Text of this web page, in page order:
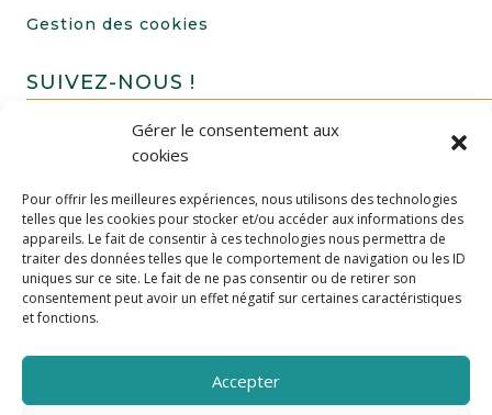
Gérer le consentement aux
cookies
Pour offrir les meilleures expériences, nous utilisons des technologies
telles que les cookies pour stocker et/ou accéder aux informations des
appareils. Le fait de consentir à ces technologies nous permettra de
traiter des données telles que le comportement de navigation ou les ID
uniques sur ce site. Le fait de ne pas consentir ou de retirer son
consentement peut avoir un effet négatif sur certaines caractéristiques
et fonctions.
Accepter
Gestion des cookies
SUIVEZ-NOUS !
FAIRE UN DON